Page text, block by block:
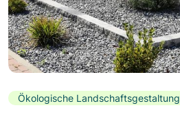
Ökologische Landschaftsgestaltung